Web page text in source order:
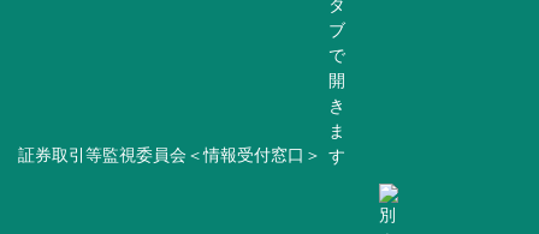
証券取引等監視委員会＜情報受付窓口＞